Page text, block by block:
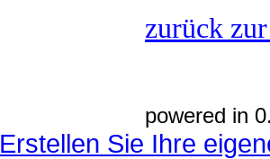
zurück
powered in
Erstellen Sie Ihre